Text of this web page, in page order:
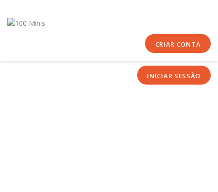
CRIAR CONTA
INICIAR SESSÃO
Sobre Nós